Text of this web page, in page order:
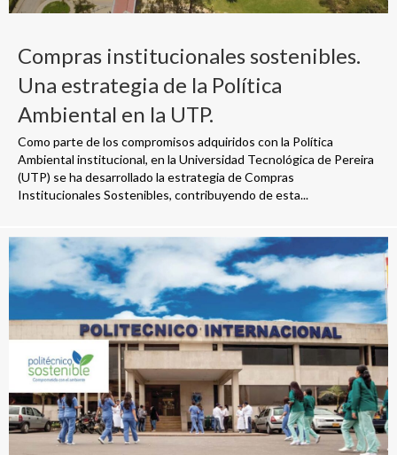
Compras institucionales sostenibles.
Una estrategia de la Política
Ambiental en la UTP.
Como parte de los compromisos adquiridos con la Política
Ambiental institucional, en la Universidad Tecnológica de Pereira
(UTP) se ha desarrollado la estrategia de Compras
Institucionales Sostenibles, contribuyendo de esta...